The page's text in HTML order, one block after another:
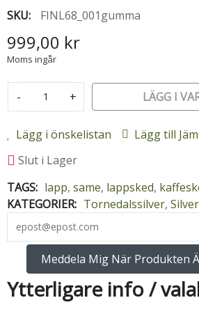
SKU:
FINL68_001gumma
999,00 kr
Moms ingår
- + LÄGG I
Lägg i önskelistan
Lägg till
Slut i Lager
TAGS: lapp, same, lappsked,
KATEGORIER: Tornedalssilver,
Meddela Mig När Produkten
Ytterligare info /